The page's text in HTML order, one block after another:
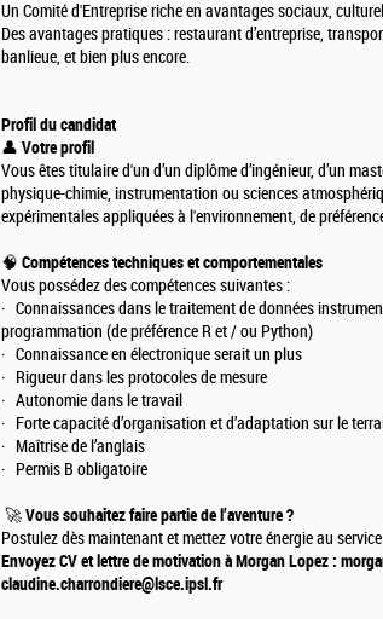
Un Comité d'Entreprise riche en avantages sociaux,
Des avantages pratiques : restaurant d’entreprise,
banlieue, et bien plus encore.
Profil du candidat
👤 Votre profil
Vous êtes titulaire d'un d’un diplôme d’ingénieur, d’un
physique-chimie, instrumentation ou sciences
expérimentales appliquées à l'environnement, de
🧠 Compétences techniques et comportementales
Vous possédez des compétences suivantes :
· Connaissances dans le traitement de données
programmation (de préférence R et / ou Python)
· Connaissance en électronique serait un plus
· Rigueur dans les protocoles de mesure
· Autonomie dans le travail
· Forte capacité d’organisation et d’adaptation sur le
· Maîtrise de l’anglais
· Permis B obligatoire
🚀Vous souhaitez faire partie de l’aventure ?
Postulez dès maintenant et mettez votre énergie au
Envoyez CV et lettre de motivation à Morgan Lopez :
claudine.charrondiere@lsce.ipsl.fr